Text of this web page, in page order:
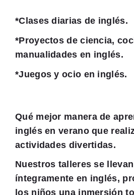
*Clases diarias de inglés.
*Proyectos de ciencia,
manualidades en inglés.
*Juegos y ocio en inglés.
Qué mejor manera de
inglésen verano que
actividades divertidas.
Nuestros talleres se
íntegramente en inglés,
los niños una inmersión